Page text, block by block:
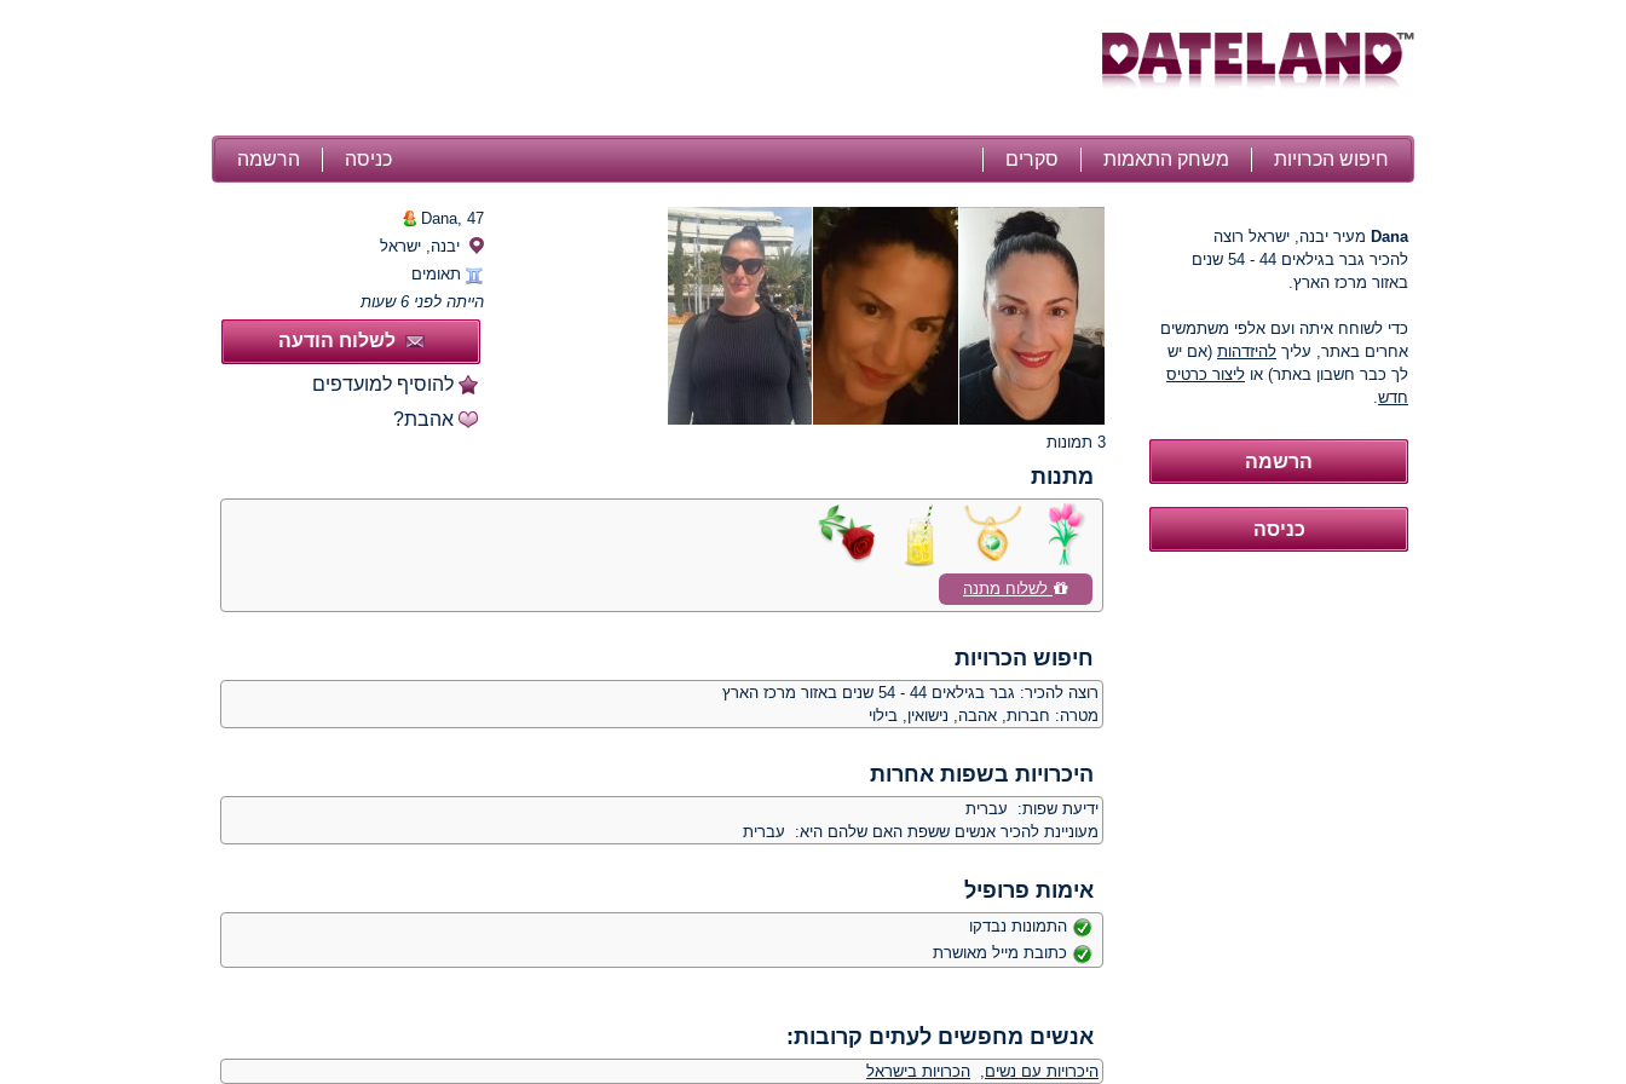
חיפוש הכרויות משחק התאמות סקרים הרשמה כניסה
Dana מעיר יבנה, ישראל רוצה
להכיר גבר בגילאים 44 - 54 שנים
באזור מרכז הארץ.
כדי לשוחח איתה ועם אלפי משתמשים
אחרים באתר, עליך להיזדהות (אם יש
לך כבר חשבון באתר) או ליצור כרטיס
חדש.
3 תמונות
Dana, 47
יבנה, ישראל
תאומים
הייתה לפני 6 שעות
לשלוח הודעה
להוסיף למועדפים
אהבת?
מתנות
לשלוח מתנה
חיפוש הכרויות
רוצה להכיר: גבר בגילאים 44 - 54 שנים באזור מרכז הארץ
מטרה: חברות, אהבה, נישואין, בילוי
היכרויות בשפות אחרות
ידיעת שפות: עברית
מעוניינת להכיר אנשים ששפת האם שלהם היא: עברית
אימות פרופיל
התמונות נבדקו
כתובת מייל מאושרת
אנשים מחפשים לעתים קרובות:
היכרויות עם נשים, הכרויות בישראל